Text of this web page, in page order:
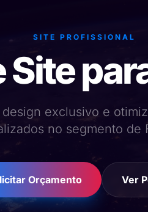
SITE PROFISSIONAL
Site
exclusivo e
no segmento de
Orçamento Ver